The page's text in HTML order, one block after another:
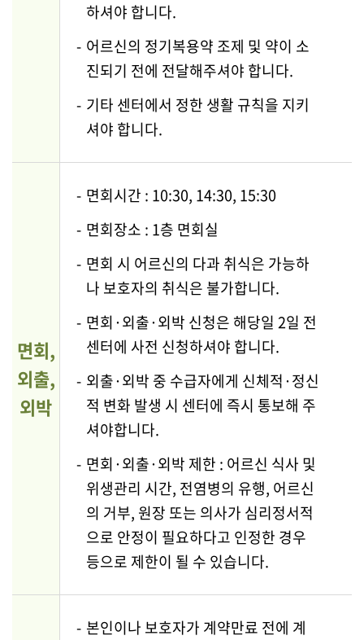
하셔야 합니다.
- 어르신의 정기복용약 조제 및 약이 소
진되기 전에 전달해주셔야 합니다.
- 기타 센터에서 정한 생활 규칙을 지키
셔야 합니다.
면회,
외출,
외박
- 면회시간 : 10:30, 14:30, 15:30
- 면회장소 : 1층 면회실
- 면회 시 어르신의 다과 취식은 가능하
나 보호자의 취식은 불가합니다.
- 면회·외출·외박 신청은 해당일 2일 전
센터에 사전 신청하셔야 합니다.
- 외출·외박 중 수급자에게 신체적·정신
적 변화 발생 시 센터에 즉시 통보해 주
셔야합니다.
- 면회·외출·외박 제한 : 어르신 식사 및
위생관리 시간, 전염병의 유행, 어르신
의 거부, 원장 또는 의사가 심리정서적
으로 안정이 필요하다고 인정한 경우
등으로 제한이 될 수 있습니다.
- 본인이나 보호자가 계약만료 전에 계